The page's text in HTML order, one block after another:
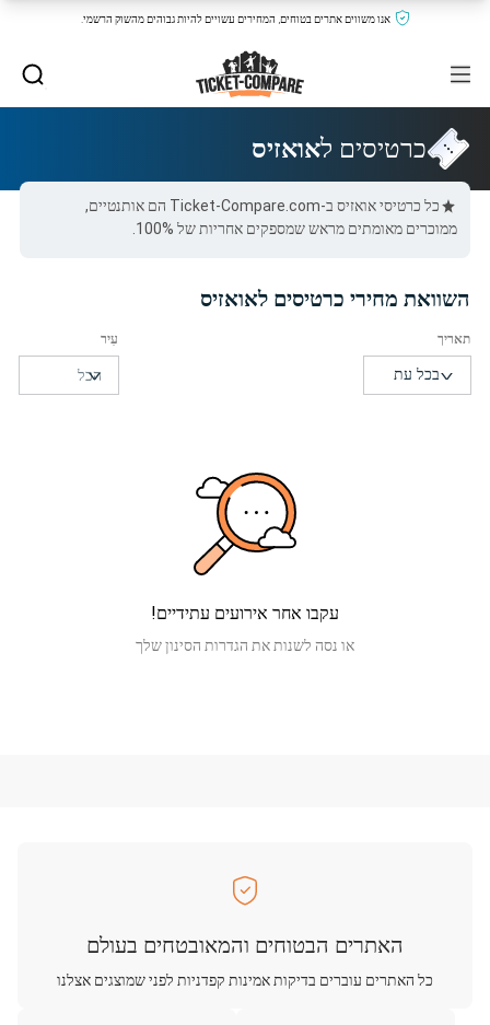
אנו משווים אתרים בטוחים, המחירים עשויים להיות גבוהים מהשוק הרשמי.
כרטיסים לאואזיס
כל כרטיסי אואזיס ב-Ticket-Compare.com הם אותנטיים,
ממוכרים מאומתים מראש שמספקים אחריות של 100%.
השוואת מחירי כרטיסים לאואזיס
עקבו אחר אירועים עתידיים!
או נסה לשנות את הגדרות הסינון שלך
האתרים הבטוחים והמאובטחים בעולם
כל האתרים עוברים בדיקות אמינות קפדניות לפני שמוצגים אצלנו